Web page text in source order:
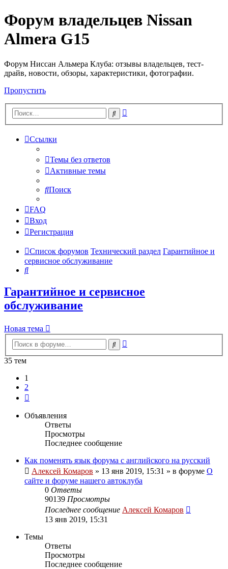
Форум владельцев Nissan
Almera G15
Форум Ниссан Альмера Клуба: отзывы владельцев, тест-
драйв, новости, обзоры, характеристики, фотографии.
Пропустить
Поиск
Ссылки
Темы без ответов
Активные темы
Поиск
FAQ
Вход
Регистрация
Список форумов Технический раздел Гарантийное и
сервисное обслуживание
Поиск
Гарантийное и сервисное
обслуживание
Новая тема
Поиск
35 тем
1
2
Объявления
Ответы
Просмотры
Последнее сообщение
Как поменять язык форума с английского на русский
Алексей Комаров » 13 янв 2019, 15:31 » в форуме О
сайте и форуме нашего автоклуба
0 Ответы
90139 Просмотры
Последнее сообщение Алексей Комаров
13 янв 2019, 15:31
Темы
Ответы
Просмотры
Последнее сообщение